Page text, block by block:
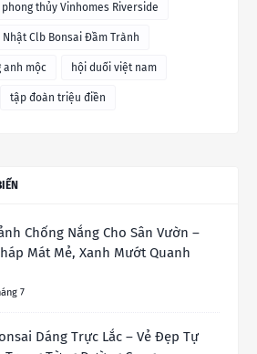
thủy Vinhomes Riverside
Nhật Clb Bonsai Đầm Trành
anh mộc hội duối việt nam
tập đoàn triệu điền
Chống Nắng Cho Sân Vườn –
Mát Mẻ, Xanh Mướt Quanh
7
Dáng Trực Lắc – Vẻ Đẹp Tự